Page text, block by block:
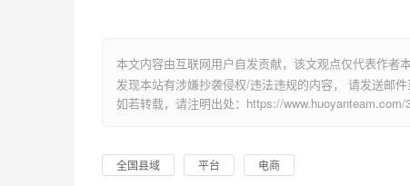
本文内容由互联网用户自发贡献，该文观点仅代表作者
发现本站有涉嫌抄袭侵权/违法违规的内容， 请发送邮
如若转载，请注明出处：https://www.huoyanteam.com/
全国县域 平台 电商